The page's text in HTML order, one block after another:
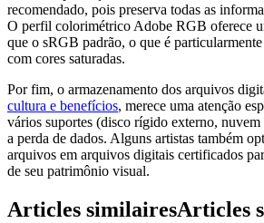
recomendado, pois preserva todas as
O perfil colorimétrico Adobe RGB oferece
que o sRGB padrão, o que é
com cores saturadas.
Por fim, o armazenamento dos arquivos
cultura e benefícios, merece uma atenção
vários suportes (disco rígido externo, nuvem
a perda de dados. Alguns artistas também
arquivos em arquivos digitais certificados
de seu patrimônio visual.
Articles similairesArticles